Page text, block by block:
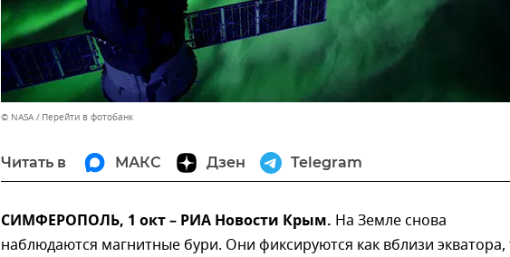
© NASA Перейти в фотобанк
Читать в МАКС Дзен Telegram
СИМФЕРОПОЛЬ, 1 окт – РИА Новости Крым. На Земле снова
наблюдаются магнитные бури. Они фиксируются как вблизи экватора,